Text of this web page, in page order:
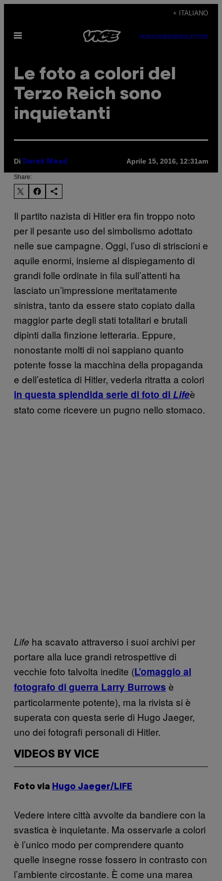
contenuto
+ ITALIANO
Apri
SUBSCRIBENEWSLETTER
Le foto a colori del
Terzo Reich sono
inquietanti
Di Derek Mead Aprile 15, 2016, 12:31am
Share:
Il partito nazista di Hitler era fin troppo noto
per il pesante uso del simbolismo adottato
nelle sue campagne. Oggi, l’uso di striscioni e
aquile enormi, insieme al dispiegamento di
grandi folle ordinate in fila sull’attenti ha
lasciato un’impressione meritatamente
sinistra, tanto da essere stato copiato dalla
maggior parte degli stati totalitari e brutali
dipinti dalla finzione letteraria. Eppure,
nonostante molti di noi sappiano quanto
potente fosse la macchina della propaganda
e dell’estetica di Hitler, vederla ritratta a colori
in questa splendida serie di foto di Lifeè
stato come ricevere un pugno nello stomaco.
Life ha scavato attraverso i suoi archivi per
portare alla luce grandi retrospettive di
vecchie foto talvolta inedite (L’omaggio al
fotografo di guerra Larry Burrows è
particolarmente potente), ma la rivista si è
superata con questa serie di Hugo Jaeger,
uno dei fotografi personali di Hitler.
VIDEOS BY VICE
Foto via Hugo Jaeger/LIFE
Vedere intere città avvolte da bandiere con la
svastica è inquietante. Ma osservarle a colori
è l’unico modo per comprendere quanto
quelle insegne rosse fossero in contrasto con
l’ambiente circostante. È come una marea